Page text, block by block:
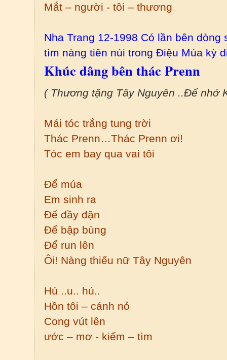
Mắt – người - tôi – thương
Nha Trang 12-1998 Có lần bên
tìm nàng tiên núi trong Điệu Múa kỳ
Khúc dâng bên thác Prenn
( Thương tặng Tây Nguyên ..Để nhớ
Mái tóc trắng tung trời
Thác Prenn…Thác Prenn ơi!
Tóc em bay qua vai tôi
Để múa
Em sinh ra
Để đầy đặn
Để bập bùng
Để run lên
Ôi! Nàng thiếu nữ Tây Nguyên
Hú ..u.. hú..
Hồn tôi – cánh nỏ
Cong vút lên
ước – mơ - kiếm – tìm